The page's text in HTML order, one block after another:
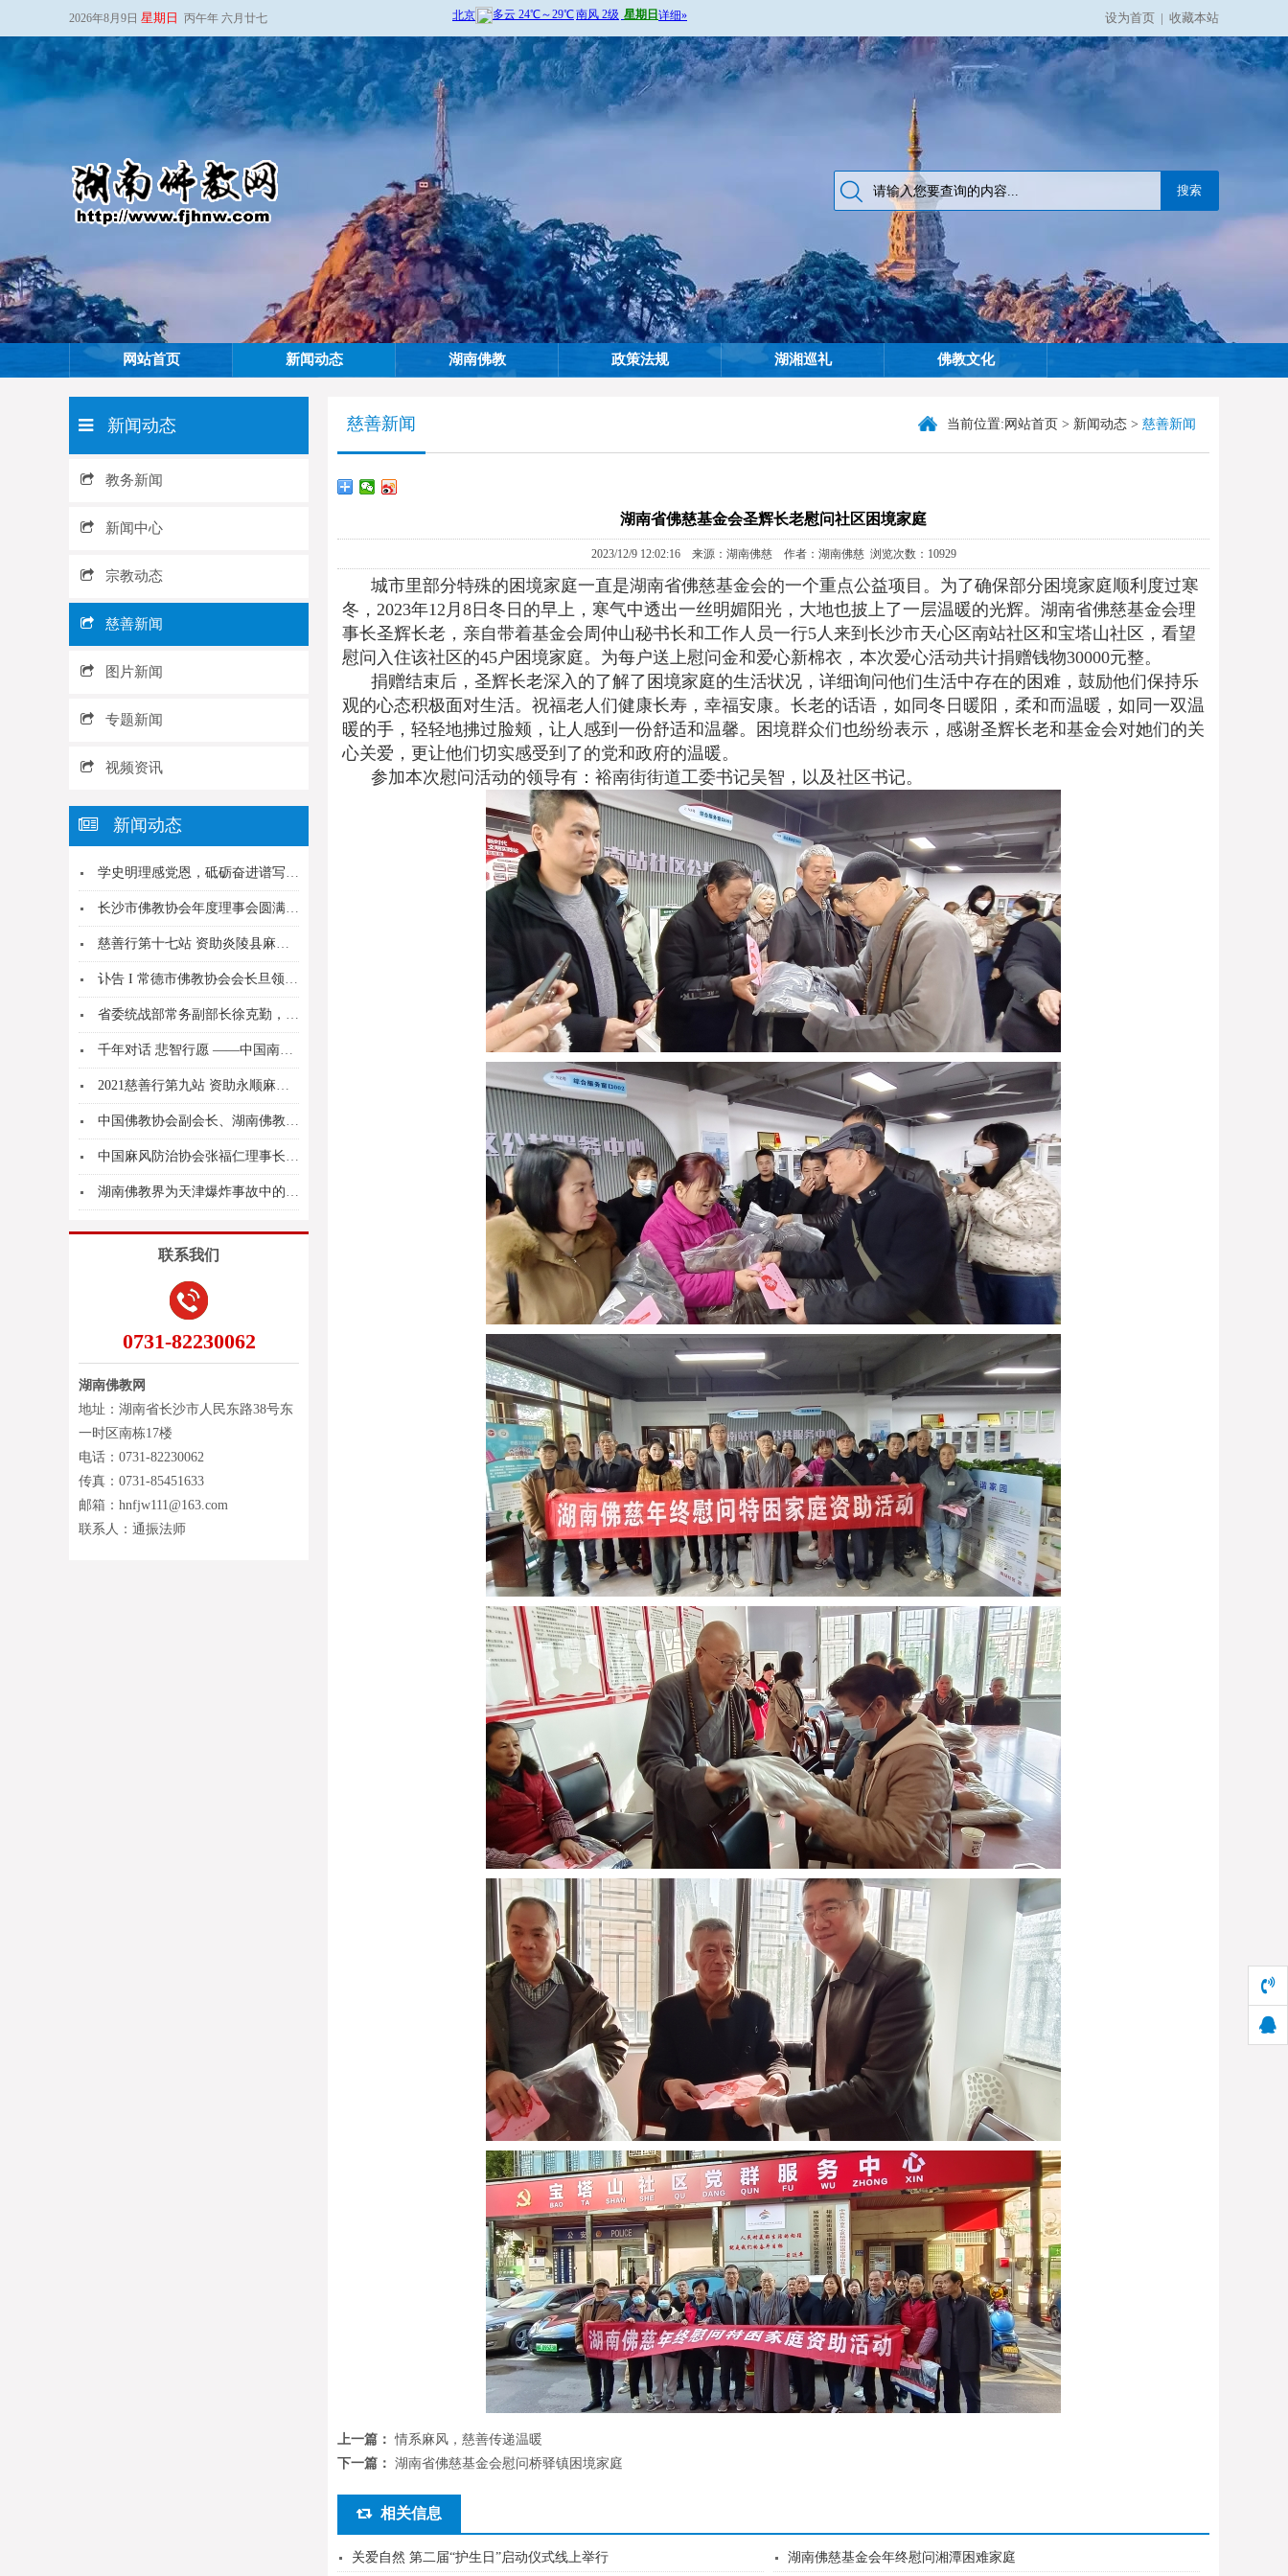
2026年8月9日 星期日 丙午年 六月廿七 设为首页 | 收藏本站
网站首页 新闻动态 湖南佛教 政策法规 湖湘巡礼 佛教文化
新闻动态
教务新闻
新闻中心
宗教动态
慈善新闻
图片新闻
专题新闻
视频资讯
新闻动态
学史明理感党恩，砥砺奋进谱写新时代佛教中国化新...
长沙市佛教协会年度理事会圆满召开
慈善行第十七站 资助炎陵县麻疯病村院
讣告 I 常德市佛教协会会长旦领老和尚安详舍报
省委统战部常务副部长徐克勤，省文史馆党组书记、...
千年对话 悲智行愿 ——中国南岳第三届千年佛教...
2021慈善行第九站 资助永顺麻风村
中国佛教协会副会长、湖南佛教协会会长圣辉长老一...
中国麻风防治协会张福仁理事长前往麓山寺看望名誉...
湖南佛教界为天津爆炸事故中的灾区人民祈祷
联系我们
0731-82230062
湖南佛教网
地址：湖南省长沙市人民东路38号东
一时区南栋17楼
电话：0731-82230062
传真：0731-85451633
邮箱：hnfjw111@163.com
联系人：通振法师
慈善新闻 当前位置: 网站首页 > 新闻动态 > 慈善新闻
湖南省佛慈基金会圣辉长老慰问社区困境家庭
2023/12/9 12:02:16 来源：湖南佛慈 作者：湖南佛慈 浏览次数：10929
城市里部分特殊的困境家庭一直是湖南省佛慈基金会的一个重点公益项目。为了确保部分困境家庭顺利度过寒
冬，2023年12月8日冬日的早上，寒气中透出一丝明媚阳光，大地也披上了一层温暖的光辉。湖南省佛慈基金会理
事长圣辉长老，亲自带着基金会周仲山秘书长和工作人员一行5人来到长沙市天心区南站社区和宝塔山社区，看望
慰问入住该社区的45户困境家庭。为每户送上慰问金和爱心新棉衣，本次爱心活动共计捐赠钱物30000元整。
捐赠结束后，圣辉长老深入的了解了困境家庭的生活状况，详细询问他们生活中存在的困难，鼓励他们保持乐
观的心态积极面对生活。祝福老人们健康长寿，幸福安康。长老的话语，如同冬日暖阳，柔和而温暖，如同一双温
暖的手，轻轻地拂过脸颊，让人感到一份舒适和温馨。困境群众们也纷纷表示，感谢圣辉长老和基金会对她们的关
心关爱，更让他们切实感受到了的党和政府的温暖。
参加本次慰问活动的领导有：裕南街街道工委书记吴智，以及社区书记。
上一篇： 情系麻风，慈善传递温暖
下一篇： 湖南省佛慈基金会慰问桥驿镇困境家庭
相关信息
关爱自然 第二届“护生日”启动仪式线上举行 湖南佛慈基金会年终慰问湘潭困难家庭